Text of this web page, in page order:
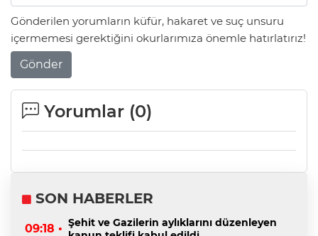
Gönderilen yorumların küfür, hakaret ve suç unsuru
içermemesi gerektiğini okurlarımıza önemle hatırlatırız!
Gönder
Yorumlar (0)
SON HABERLER
09:18 • Şehit ve Gazilerin aylıklarını düzenleyen